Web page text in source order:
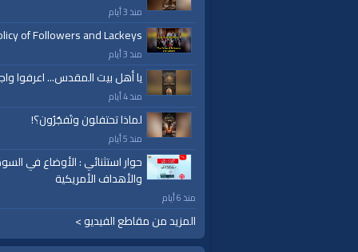
منذ 3 أيام
of Followers and Lackeys
منذ 3 أيام
يا أهل بيت المقدس... اعرفوا
منذ 4 أيام
لماذا تحتفلون وتَفجُرُون؟!
منذ 5 أيام
حوار استثنائي : الأوضاع في
والأهداف الأمريكية
منذ 6 أيام
المزيد من مقاطع الفيديو >